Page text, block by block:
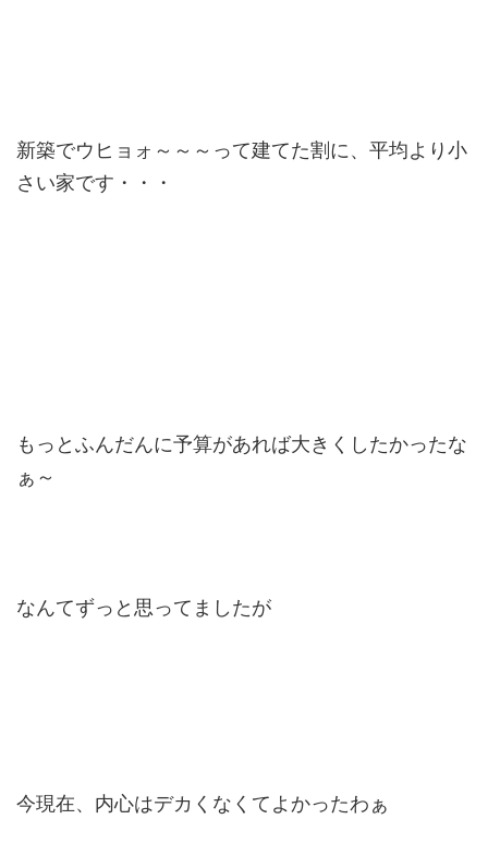
新築でウヒョォ～～～って建てた割に、平均より小
さい家です・・・
もっとふんだんに予算があれば大きくしたかったな
ぁ～
なんてずっと思ってましたが
今現在、内心はデカくなくてよかったわぁ